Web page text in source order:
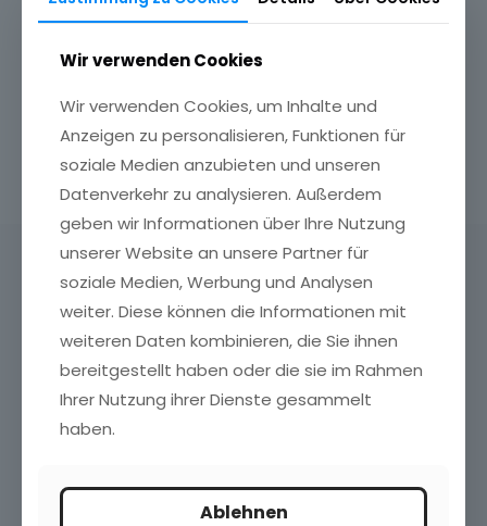
Externe LoRaWAN-Sensoren
Seestraße 8
Germany
+49 7141 3099500
Fax:+49 7141 3099509
Wir verwenden Cookies
Wir verwenden Cookies, um Inhalte und
Anzeigen zu personalisieren, Funktionen für
soziale Medien anzubieten und unseren
Datenverkehr zu analysieren. Außerdem
geben wir Informationen über Ihre Nutzung
unserer Website an unsere Partner für
soziale Medien, Werbung und Analysen
weiter. Diese können die Informationen mit
weiteren Daten kombinieren, die Sie ihnen
bereitgestellt haben oder die sie im Rahmen
Ihrer Nutzung ihrer Dienste gesammelt
haben.
Ablehnen